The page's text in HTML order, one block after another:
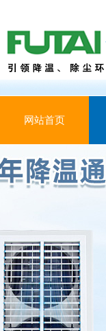
网站首页